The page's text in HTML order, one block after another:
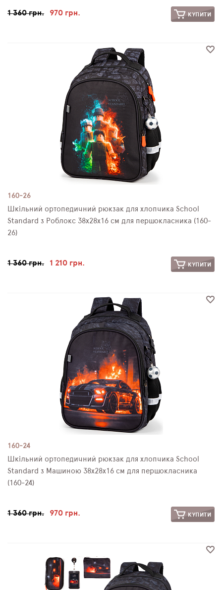
1 360 грн. 970 грн. КУПИТИ
160-26
Шкільний ортопедичний рюкзак для хлопчика School
Standard з Роблокс 38х28х16 см для першокласника (160-
26)
1 360 грн. 1 210 грн. КУПИТИ
160-24
Шкільний ортопедичний рюкзак для хлопчика School
Standard з Машиною 38х28х16 см для першокласника
(160-24)
1 360 грн. 970 грн. КУПИТИ